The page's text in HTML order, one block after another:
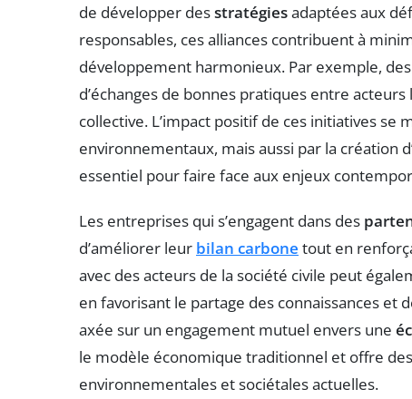
de développer desstratégiesadaptées aux
responsables, ces alliances contribuent à
développement harmonieux. Par exemple,
d’échanges de bonnes pratiques entre
collective. L’impact positif de ces initiatives
environnementaux, mais aussi par la création
essentiel pour faire face aux enjeux
Les entreprises qui s’engagent dans des
d’améliorer leur bilan carbone tout en
avec des acteurs de la société civile peut
en favorisant le partage des connaissances et
axée sur un engagement mutuel envers une
le modèle économique traditionnel et offre
environnementales et sociétales actuelles.